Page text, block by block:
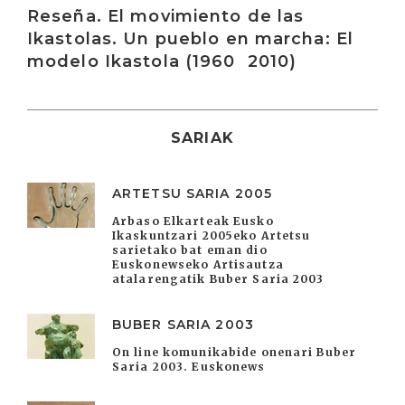
Reseña. El movimiento de las
Ikastolas. Un pueblo en marcha: El
modelo Ikastola (1960  2010)
SARIAK
ARTETSU SARIA 2005
Arbaso Elkarteak Eusko
Ikaskuntzari 2005eko Artetsu
sarietako bat eman dio
Euskonewseko Artisautza
atalarengatik Buber Saria 2003
BUBER SARIA 2003
On line komunikabide onenari Buber
Saria 2003. Euskonews